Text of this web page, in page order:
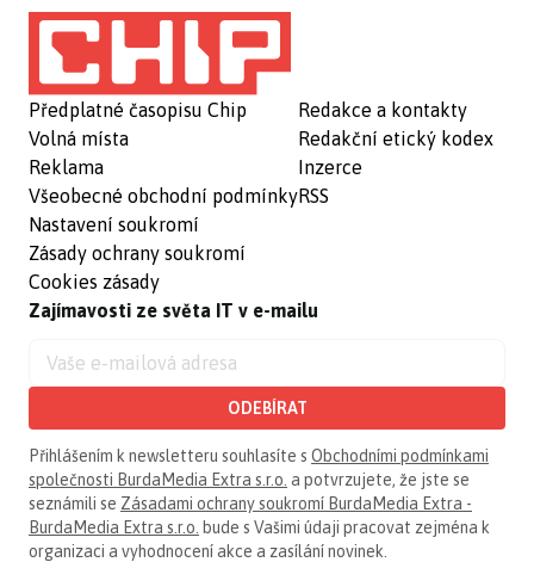
Předplatné časopisu Chip
Volná místa
Reklama
Všeobecné obchodní podmínky
Nastavení soukromí
Zásady ochrany soukromí
Cookies zásady
Redakce a kontakty
Redakční etický kodex
Inzerce
RSS
Zajímavosti ze světa IT v e-mailu
ODEBÍRAT
Přihlášením k newsletteru souhlasíte s Obchodními podmínkami
společnosti BurdaMedia Extra s.r.o. a potvrzujete, že jste se
seznámili se Zásadami ochrany soukromí BurdaMedia Extra -
BurdaMedia Extra s.r.o. bude s Vašimi údaji pracovat zejména k
organizaci a vyhodnocení akce a zasílání novinek.